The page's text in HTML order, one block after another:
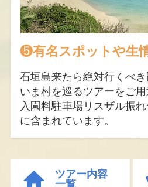
❺有名スポットや生
石垣島来たら絶対行くべ
いま村を巡るツアーをご用
入園料駐車場リスザル振
に含まれています。
ツアー内容
一覧